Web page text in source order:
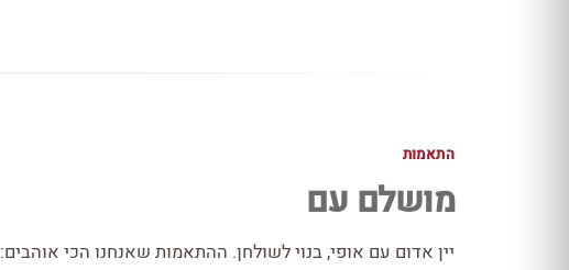
התאמות
מושלם עם
יין אדום עם אופי, בנוי לשולחן. ההתאמות שאנחנו הכי אוהבים: